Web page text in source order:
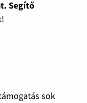
Segítő
sok